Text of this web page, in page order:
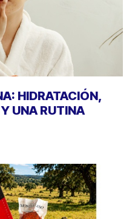
HIDRATACIÓN,
UNA RUTINA